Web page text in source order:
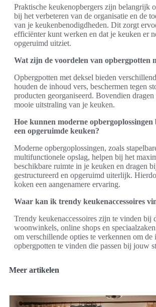
Praktische keukenopbergers zijn belangrijk
bij het verbeteren van de organisatie en de
van je keukenbenodigdheden. Dit zorgt
efficiënter kunt werken en dat je keuken er
opgeruimd uitziet.
Wat zijn de voordelen van opbergpotten
Opbergpotten met deksel bieden
houden de inhoud vers, beschermen tegen
producten georganiseerd. Bovendien dragen
mooie uitstraling van je keuken.
Hoe kunnen moderne
een opgeruimde keuken?
Moderne opbergoplossingen, zoals
multifunctionele opslag, helpen bij het
beschikbare ruimte in je keuken en dragen
gestructureerd en opgeruimd uiterlijk.
koken een aangenamere ervaring.
Waar kan ik trendy keukenaccessoires
Trendy keukenaccessoires zijn te vinden bij
woonwinkels, online shops en
om verschillende opties te verkennen om de
opbergpotten te vinden die passen bij jouw
Meer artikelen